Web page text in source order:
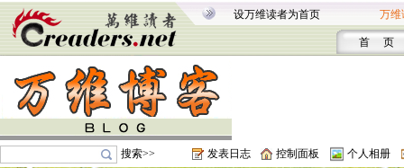
设万维读者为首页 万维
首 页
搜索>> 发表日志 控制面板 个人相册